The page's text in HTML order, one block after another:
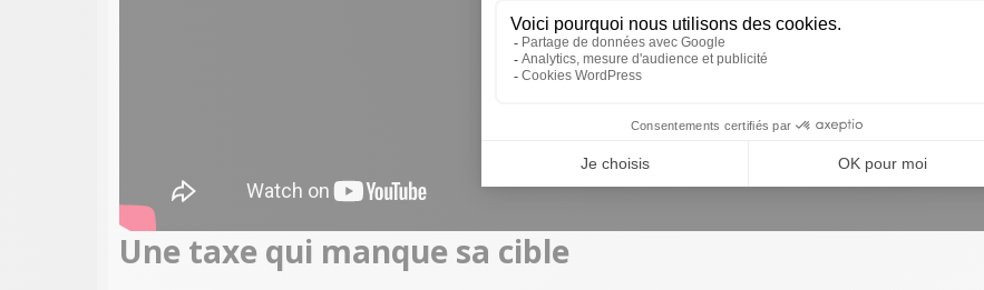
Une taxe qui manque sa cible